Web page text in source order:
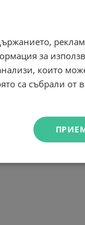
за
които
са събрали от